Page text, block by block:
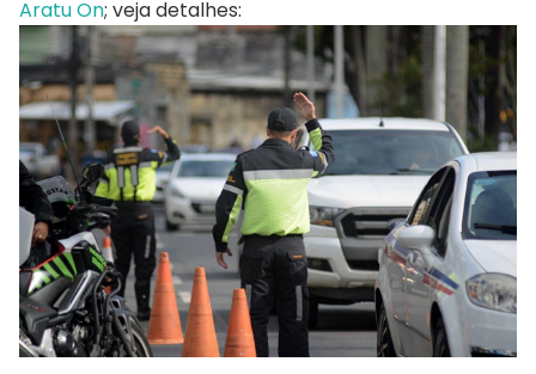
Aratu On; veja detalhes: